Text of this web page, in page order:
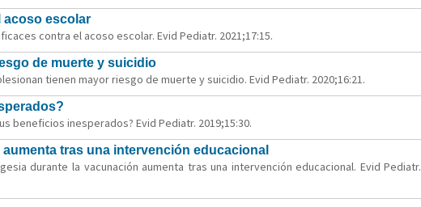
acoso escolar
contra el acoso escolar. Evid Pediatr. 2021;17:15.
de muerte y suicidio
tienen mayor riesgo de muerte y suicidio. Evid Pediatr. 2020;16:21.
beneficios inesperados? Evid Pediatr. 2019;15:30.
tras una intervención educacional
durante la vacunación aumenta tras una intervención educacional. Evid Pediatr.